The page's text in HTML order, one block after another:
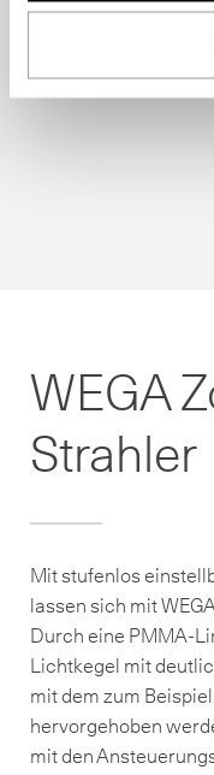
WEGA
Strahler
Mit stufenlos
lassen sich mit
Durch eine PMMA-
Lichtkegel mit
mit dem zum
hervorgehoben
mit den